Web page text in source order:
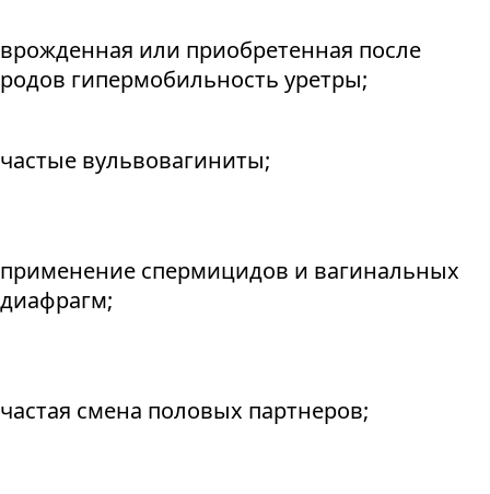
врожденная или приобретенная после
родов гипермобильность уретры;
частые вульвовагиниты;
применение спермицидов и вагинальных
диафрагм;
частая смена половых партнеров;